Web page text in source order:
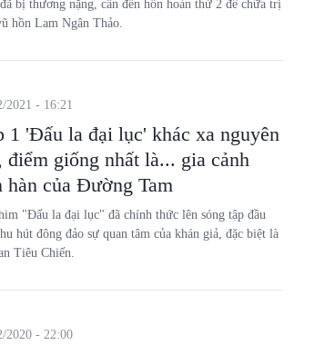
bị thương nặng, cần đến hồn hoàn thứ 2 để chữa trị
hồn Lam Ngân Thảo.
1 'Đấu la đại lục' khác xa nguyên
điểm giống nhất là... gia cảnh
hàn của Đường Tam
2021 - 16:21
"Đấu la đại lục" đã chính thức lên sóng tập đầu
hút đông đảo sự quan tâm của khán giả, đặc biệt là
Tiêu Chiến.
2020 - 22:00